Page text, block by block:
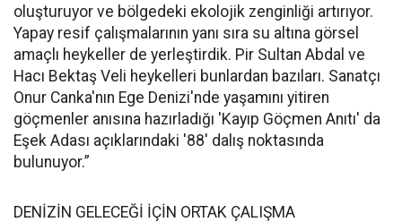
oluşturuyor ve bölgedeki ekolojik zenginliği artırıyor.
Yapay resif çalışmalarının yanı sıra su altına görsel
amaçlı heykeller de yerleştirdik. Pir Sultan Abdal ve
Hacı Bektaş Veli heykelleri bunlardan bazıları. Sanatçı
Onur Canka'nın Ege Denizi'nde yaşamını yitiren
göçmenler anısına hazırladığı 'Kayıp Göçmen Anıtı' da
Eşek Adası açıklarındaki '88' dalış noktasında
bulunuyor.”
DENİZİN GELECEĞİ İÇİN ORTAK ÇALIŞMA